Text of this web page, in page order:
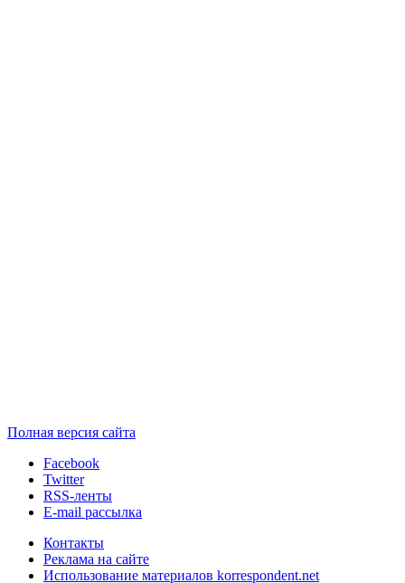
Полная версия сайта
Facebook
Twitter
RSS-ленты
E-mail рассылка
Контакты
Реклама на сайте
Использование материалов korrespondent.net